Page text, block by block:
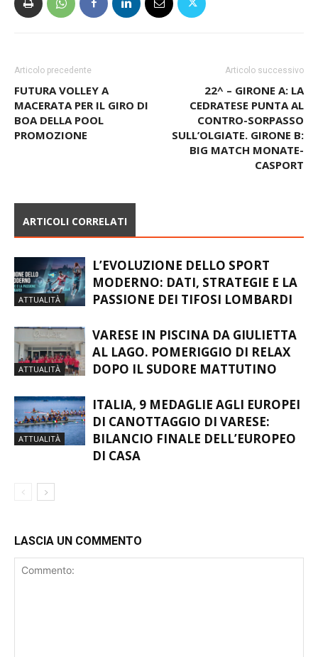
Articolo precedente
FUTURA VOLLEY A
MACERATA PER IL GIRO DI
BOA DELLA POOL
PROMOZIONE
Articolo successivo
22^ – GIRONE A: LA
CEDRATESE PUNTA AL
CONTRO-SORPASSO
SULL’OLGIATE. GIRONE B:
BIG MATCH MONATE-
CASPORT
ARTICOLI CORRELATI
ATTUALITÀ
L’EVOLUZIONE DELLO SPORT
MODERNO: DATI, STRATEGIE E LA
PASSIONE DEI TIFOSI LOMBARDI
ATTUALITÀ
VARESE IN PISCINA DA GIULIETTA
AL LAGO. POMERIGGIO DI RELAX
DOPO IL SUDORE MATTUTINO
ATTUALITÀ
ITALIA, 9 MEDAGLIE AGLI EUROPEI
DI CANOTTAGGIO DI VARESE:
BILANCIO FINALE DELL’EUROPEO
DI CASA
LASCIA UN COMMENTO